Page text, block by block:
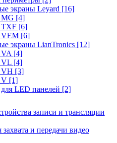
экраны Leyard [16]
[4]
TXF [6]
VEM [6]
экраны LianTronics [12]
[4]
VL [4]
VH [3]
V [1]
LED панелей [2]
записи и трансляции
и передачи видео